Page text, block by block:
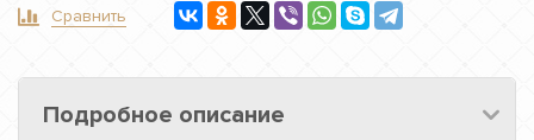
Сравнить
Подробное описание